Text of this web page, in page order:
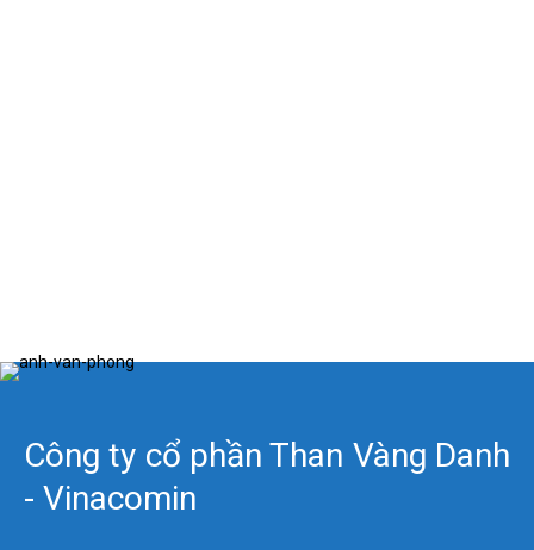
Công ty cổ phần Than Vàng Danh
- Vinacomin